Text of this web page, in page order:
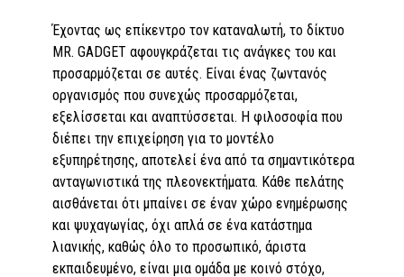
Έχοντας ως επίκεντρο τον καταναλωτή, το δίκτυο
MR. GADGET αφουγκράζεται τις ανάγκες του και
προσαρµόζεται σε αυτές. Είναι ένας ζωντανός
οργανισμός που συνεχώς προσαρµόζεται,
εξελίσσεται και αναπτύσσεται. Η φιλοσοφία που
διέπει την επιχείρηση για το µοντέλο
εξυπηρέτησης, αποτελεί ένα από τα σηµαντικότερα
ανταγωνιστικά της πλεονεκτήµατα. Κάθε πελάτης
αισθάνεται ότι µπαίνει σε έναν χώρο ενηµέρωσης
και ψυχαγωγίας, όχι απλά σε ένα κατάστηµα
λιανικής, καθώς όλο το προσωπικό, άριστα
εκπαιδευµένο, είναι µια οµάδα µε κοινό στόχο,